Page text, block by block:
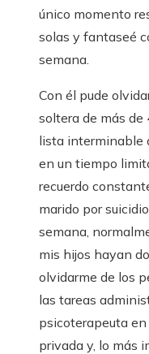
único momento
solas y fantaseé
semana.
Con él pude
soltera de más de
lista interminable
en un tiempo
recuerdo
marido por
semana,
mis hijos hayan
olvidarme de los
las tareas
psicoterapeuta
privada y, lo más